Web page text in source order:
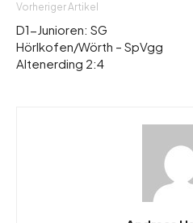
Vorheriger Artikel
D1-Junioren: SG
Hörlkofen/Wörth – SpVgg
Altenerding 2:4